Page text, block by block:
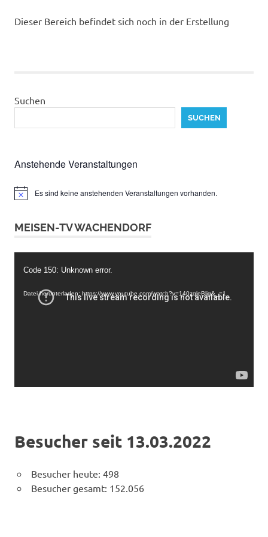
Dieser Bereich befindet sich noch in der Erstellung
Suchen
SUCHEN
Anstehende Veranstaltungen
HinweisEs sind keine anstehenden Veranstaltungen vorhanden.
MEISEN-TV WACHENDORF
Player
Code 150: Unknown error.
Datei herunterladen: https://www.youtube.com/watch?v=140zqleBljg&_=1
Besucher seit 13.03.2022
Besucher heute: 498
Besucher gesamt: 152.056